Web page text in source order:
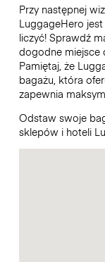
Przy następnej
LuggageHero
liczyć! Sprawdź
dogodne miejsce
Pamiętaj, że
bagażu, która
zapewnia
Odstaw swoje
sklepów i hoteli